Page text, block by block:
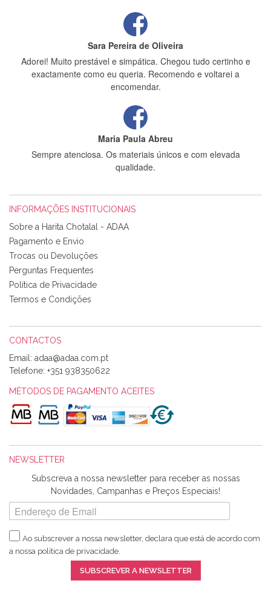
Sara Pereira de Oliveira
Adorei! Muito prestável e simpática. Chegou tudo certinho e
exactamente como eu queria. Recomendo e voltarei a
encomendar.
Maria Paula Abreu
Sempre atenciosa. Os materiais únicos e com elevada
qualidade.
Tudo chegou em condições, pois os produtos vieram muito
bem acondicionados. Estou plenamente satisfeita com os
produtos adquiridos. Relativamente à bolsa, tem um tecido
com um padrão e cores muito bonitas e a execução está
perfeitíssima. Futuramente penso voltar a comprar na vossa
loja, têm excelentes artigos a um preço muito justo. A
Alexandra Morais
Olá boa Noite. Os meus tecidos chegaram hoje. Muito
obrigada pelo miminho que dá um jeitaço pras minhas linhas
de bordar e não sei o que pões nos tecidos, mas que cheiram
maravilhosamente ... cheiram! :) Muito Obrigada.
Harita a minha encomenda já chegou. :) Muito obrigada pela
rapidez no envio, pela qualidade dos materiais que me
enviaste e pela simpatia de sempre. :)
Catarina Amaro
5 estrelas. Gosto muito do serviço. A Harita Chotalal é muito
INFORMAÇÕES INSTITUCIONAIS
Sobre a Harita Chotalal - ADAA
Pagamento e Envio
Trocas ou Devoluções
Perguntas Frequentes
Política de Privacidade
Termos e Condições
CONTACTOS
Email:
Telefone: +351 938350622
MÉTODOS DE PAGAMENTO ACEITES
NEWSLETTER
Subscreva a nossa newsletter para receber as nossas
Novidades, Campanhas e Preços Especiais!
Ao subscrever a nossa newsletter, declara que está de acordo com
a nossa política de privacidade.
SUBSCREVER A NEWSLETTER